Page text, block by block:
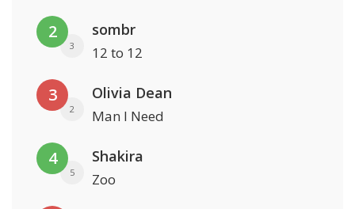
2
3
sombr
12 to 12
3
2
Olivia Dean
Man I Need
4
5
Shakira
Zoo